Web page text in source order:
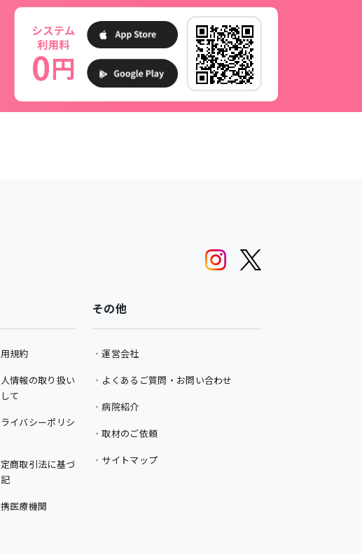
規約
情報の取り扱い
て
イバシーポリシ
商取引法に基づ
医療機関
その他
運営会社
よくあるご質問・お問い合わせ
病院紹介
取材のご依頼
サイトマップ